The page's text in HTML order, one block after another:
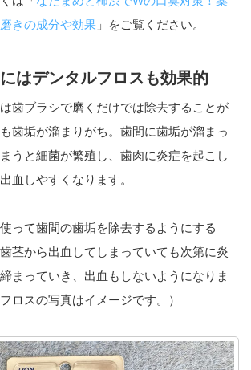
きの成分や効果 」をご覧ください。
はデンタルフロスも効果的
歯ブラシで磨くだけでは除去することが
歯垢が溜まりがち。歯間に歯垢が溜まっ
うと細菌が繁殖し、歯肉に炎症を起こし
血しやすくなります。
って歯間の歯垢を除去するようにする
茎から出血してしまっていても次第に炎
まっていき、出血もしないようになりま
ロスの写真はイメージです。）